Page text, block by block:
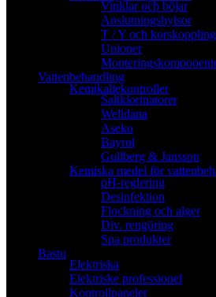
Vinklar och böjar
Anslutningshylsor
T / Y och
Unioner
Vattenbehandling
Kemikaliekontroller
Saltklorinatorer
Welldana
Aseko
Bayrol
Gullberg & Jansson
Kemiska medel för
pH-reglering
Desinfektion
Flockning och alger
Div. rengöring
Spa produkter
Bastu
Elektriska
Elektriske professionel
Kontrollpaneler